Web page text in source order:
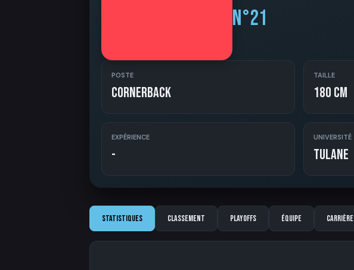
N°21
POSTE
Cornerback
TAILLE
180 cm
EXPÉRIENCE
-
UNIVERSITÉ
Tulane
Statistiques Classement Playoffs Équipe Carrière